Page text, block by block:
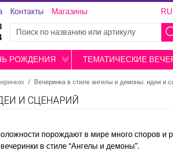
Контакты Магазины RU
РОЖДЕНИЯ ТЕМАТИЧЕСКИЕ
Вечеринка в стиле ангелы и демоны: идеи и
И СЦЕНАРИЙ
порождают в мире много споров и
в стиле “Ангелы и демоны”.